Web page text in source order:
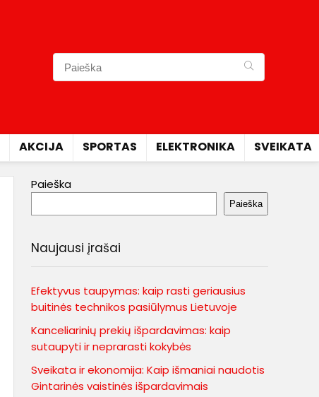
AKCIJA SPORTAS ELEKTRONIKA SVEIKATA
Paieška
Paieška
Naujausi įrašai
Efektyvus taupymas: kaip rasti geriausius
buitinės technikos pasiūlymus Lietuvoje
Kanceliarinių prekių išpardavimas: kaip
sutaupyti ir neprarasti kokybės
Sveikata ir ekonomija: Kaip išmaniai naudotis
Gintarinės vaistinės išpardavimais